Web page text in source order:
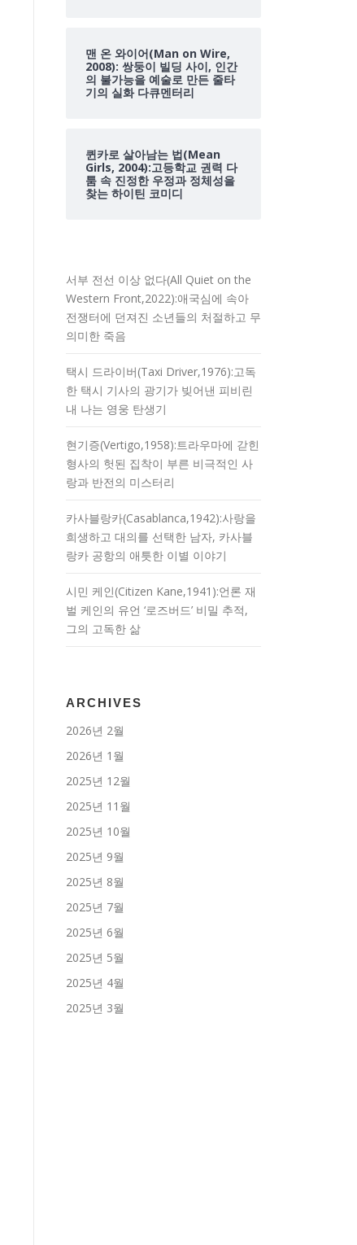
맨 온 와이어(Man on Wire,
2008): 쌍둥이 빌딩 사이, 인간
의 불가능을 예술로 만든 줄타
기의 실화 다큐멘터리
퀸카로 살아남는 법(Mean
Girls, 2004):고등학교 권력 다
툼 속 진정한 우정과 정체성을
찾는 하이틴 코미디
서부 전선 이상 없다(All Quiet on the
Western Front,2022):애국심에 속아
전쟁터에 던져진 소년들의 처절하고 무
의미한 죽음
택시 드라이버(Taxi Driver,1976):고독
한 택시 기사의 광기가 빚어낸 피비린
내 나는 영웅 탄생기
현기증(Vertigo,1958):트라우마에 갇힌
형사의 헛된 집착이 부른 비극적인 사
랑과 반전의 미스터리
카사블랑카(Casablanca,1942):사랑을
희생하고 대의를 선택한 남자, 카사블
랑카 공항의 애틋한 이별 이야기
시민 케인(Citizen Kane,1941):언론 재
벌 케인의 유언 ‘로즈버드’ 비밀 추적,
그의 고독한 삶
ARCHIVES
2026년 2월
2026년 1월
2025년 12월
2025년 11월
2025년 10월
2025년 9월
2025년 8월
2025년 7월
2025년 6월
2025년 5월
2025년 4월
2025년 3월